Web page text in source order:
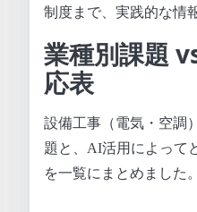
制度まで、実践的な情
業種別課題
応表
設備工事（電気・空調
題と、AI活用によって
を一覧にまとめました。